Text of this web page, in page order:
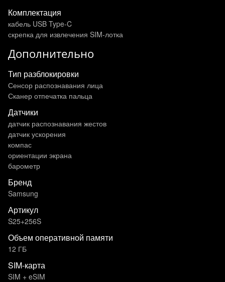
Комплектация
кабель USB Type-C
скрепка для извлечения SIM-лотка
Дополнительно
Тип разблокировки
Сенсор распознавания лица
Сканер отпечатка пальца
Датчики
датчик распознавания жестов
датчик ускорения
компас
ориентации экрана
барометр
Бренд
Samsung
Артикул
S25+256S
Объем оперативной памяти
12 ГБ
SIM-карта
SIM + eSIM